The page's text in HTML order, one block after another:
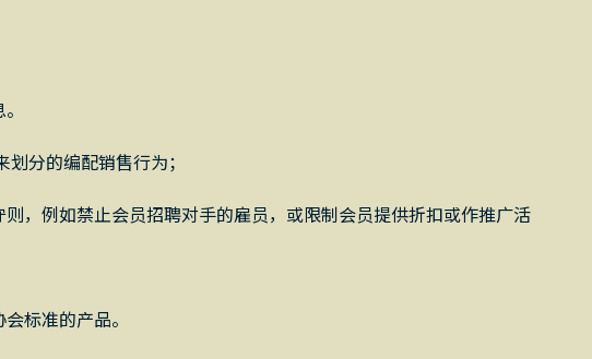
分的编配销售行为；
，例如禁止会员招聘对手的雇员，或限制会员提供折扣或作推广活
标准的产品。